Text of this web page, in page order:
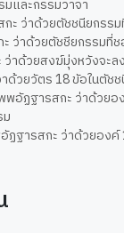
และกรรมวาจา
ะ ว่าด้วยตัชชนียกรร
ว่าด้วยตัชชียกรรมที่
ว่าด้วยสงฆ์มุ่งหวังจะ
ด้วยวัตร 18 ขัอในตัช
พอัฏฐารสกะ ว่าด้วย
ฏฐารสกะ ว่าด้วยอง